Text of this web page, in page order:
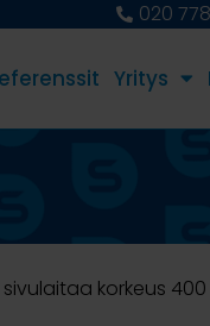
020
Yritys
korkeus